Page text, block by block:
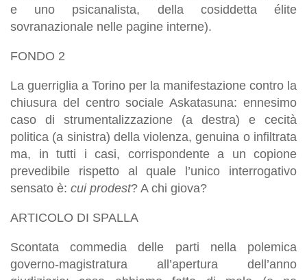
e uno psicanalista, della cosiddetta élite
sovranazionale nelle pagine interne).
FONDO 2
La guerriglia a Torino per la manifestazione contro la
chiusura del centro sociale Askatasuna: ennesimo
caso di strumentalizzazione (a destra) e cecità
politica (a sinistra) della violenza, genuina o infiltrata
ma, in tutti i casi, corrispondente a un copione
prevedibile rispetto al quale l’unico interrogativo
sensato è: cui prodest? A chi giova?
ARTICOLO DI SPALLA
Scontata commedia delle parti nella polemica
governo-magistratura all’apertura dell’anno